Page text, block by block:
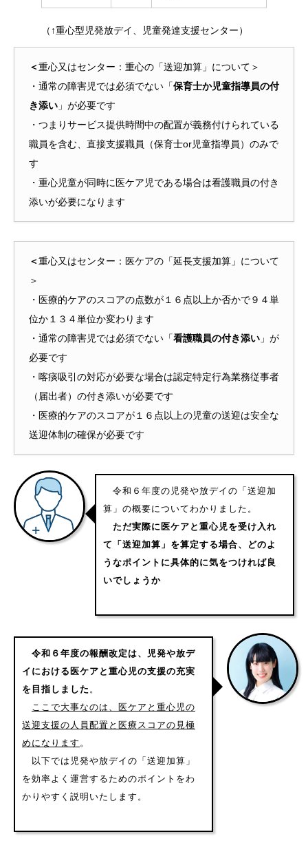
（↑重心型児発放デイ、児童発達支援センター）
＜重心又はセンター：重心の「送迎加算」について＞
・通常の障害児では必須でない「保育士か児童指導員の付
き添い 」が必要です
・つまりサービス提供時間中の配置が義務付けられている
職員を含む、直接支援職員（保育士or児童指導員）のみで
す
・重心児童が同時に医ケア児である場合は看護職員の付き
添いが必要になります
＜重心又はセンター：医ケアの「延長支援加算」について
＞
・医療的ケアのスコアの点数が１６点以上か否かで９４単
位か１３４単位か変わります
・通常の障害児では必須でない「看護職員の付き添い 」が
必要です
・喀痰吸引の対応が必要な場合は認定特定行為業務従事者
（届出者）の付き添いが必要です
・医療的ケアのスコアが１６点以上の児童の送迎は安全な
送迎体制の確保が必要です
令和６年度の児発や放デイの「送迎加
算」の概要についてわかりました。
ただ実際に医ケアと重心児を受け入れ
て「送迎加算」を算定する場合、どのよ
うなポイントに具体的に気をつければ良
いでしょうか
令和６年度の報酬改定は、児発や放デ
イにおける医ケアと重心児の支援の充実
を目指しました 。
ここで大事なのは、医ケアと重心児の
送迎支援の人員配置と医療スコアの見極
めになります 。
以下では児発や放デイの「送迎加算」
を効率よく運営するためのポイントをわ
かりやすく説明いたします。